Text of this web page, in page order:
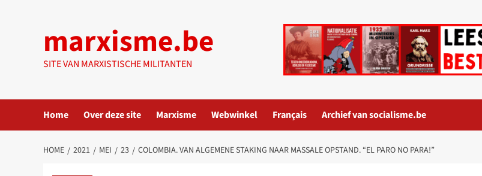
marxisme.be
SITE VAN MARXISTISCHE MILITANTEN
Home Over deze site Marxisme Webwinkel Français Archief van socialisme.be
HOME 2021 MEI 23 COLOMBIA. VAN ALGEMENE STAKING NAAR MASSALE OPSTAND. “EL PARO NO PARA!”